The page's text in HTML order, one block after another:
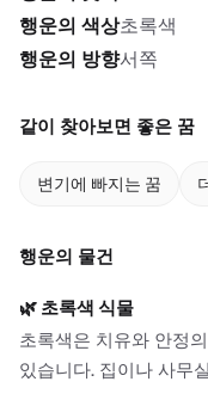
행운의 색상초록색
행운의 방향서쪽
같이 찾아보면 좋은 꿈
변기에 빠지는 꿈
행운의 물건
🌿 초록색 식물
초록색은 치유와 안정
있습니다. 집이나 사무